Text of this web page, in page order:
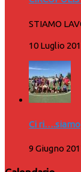
STIAMO
10 Luglio
Ci ri….siamo
9 Giugno